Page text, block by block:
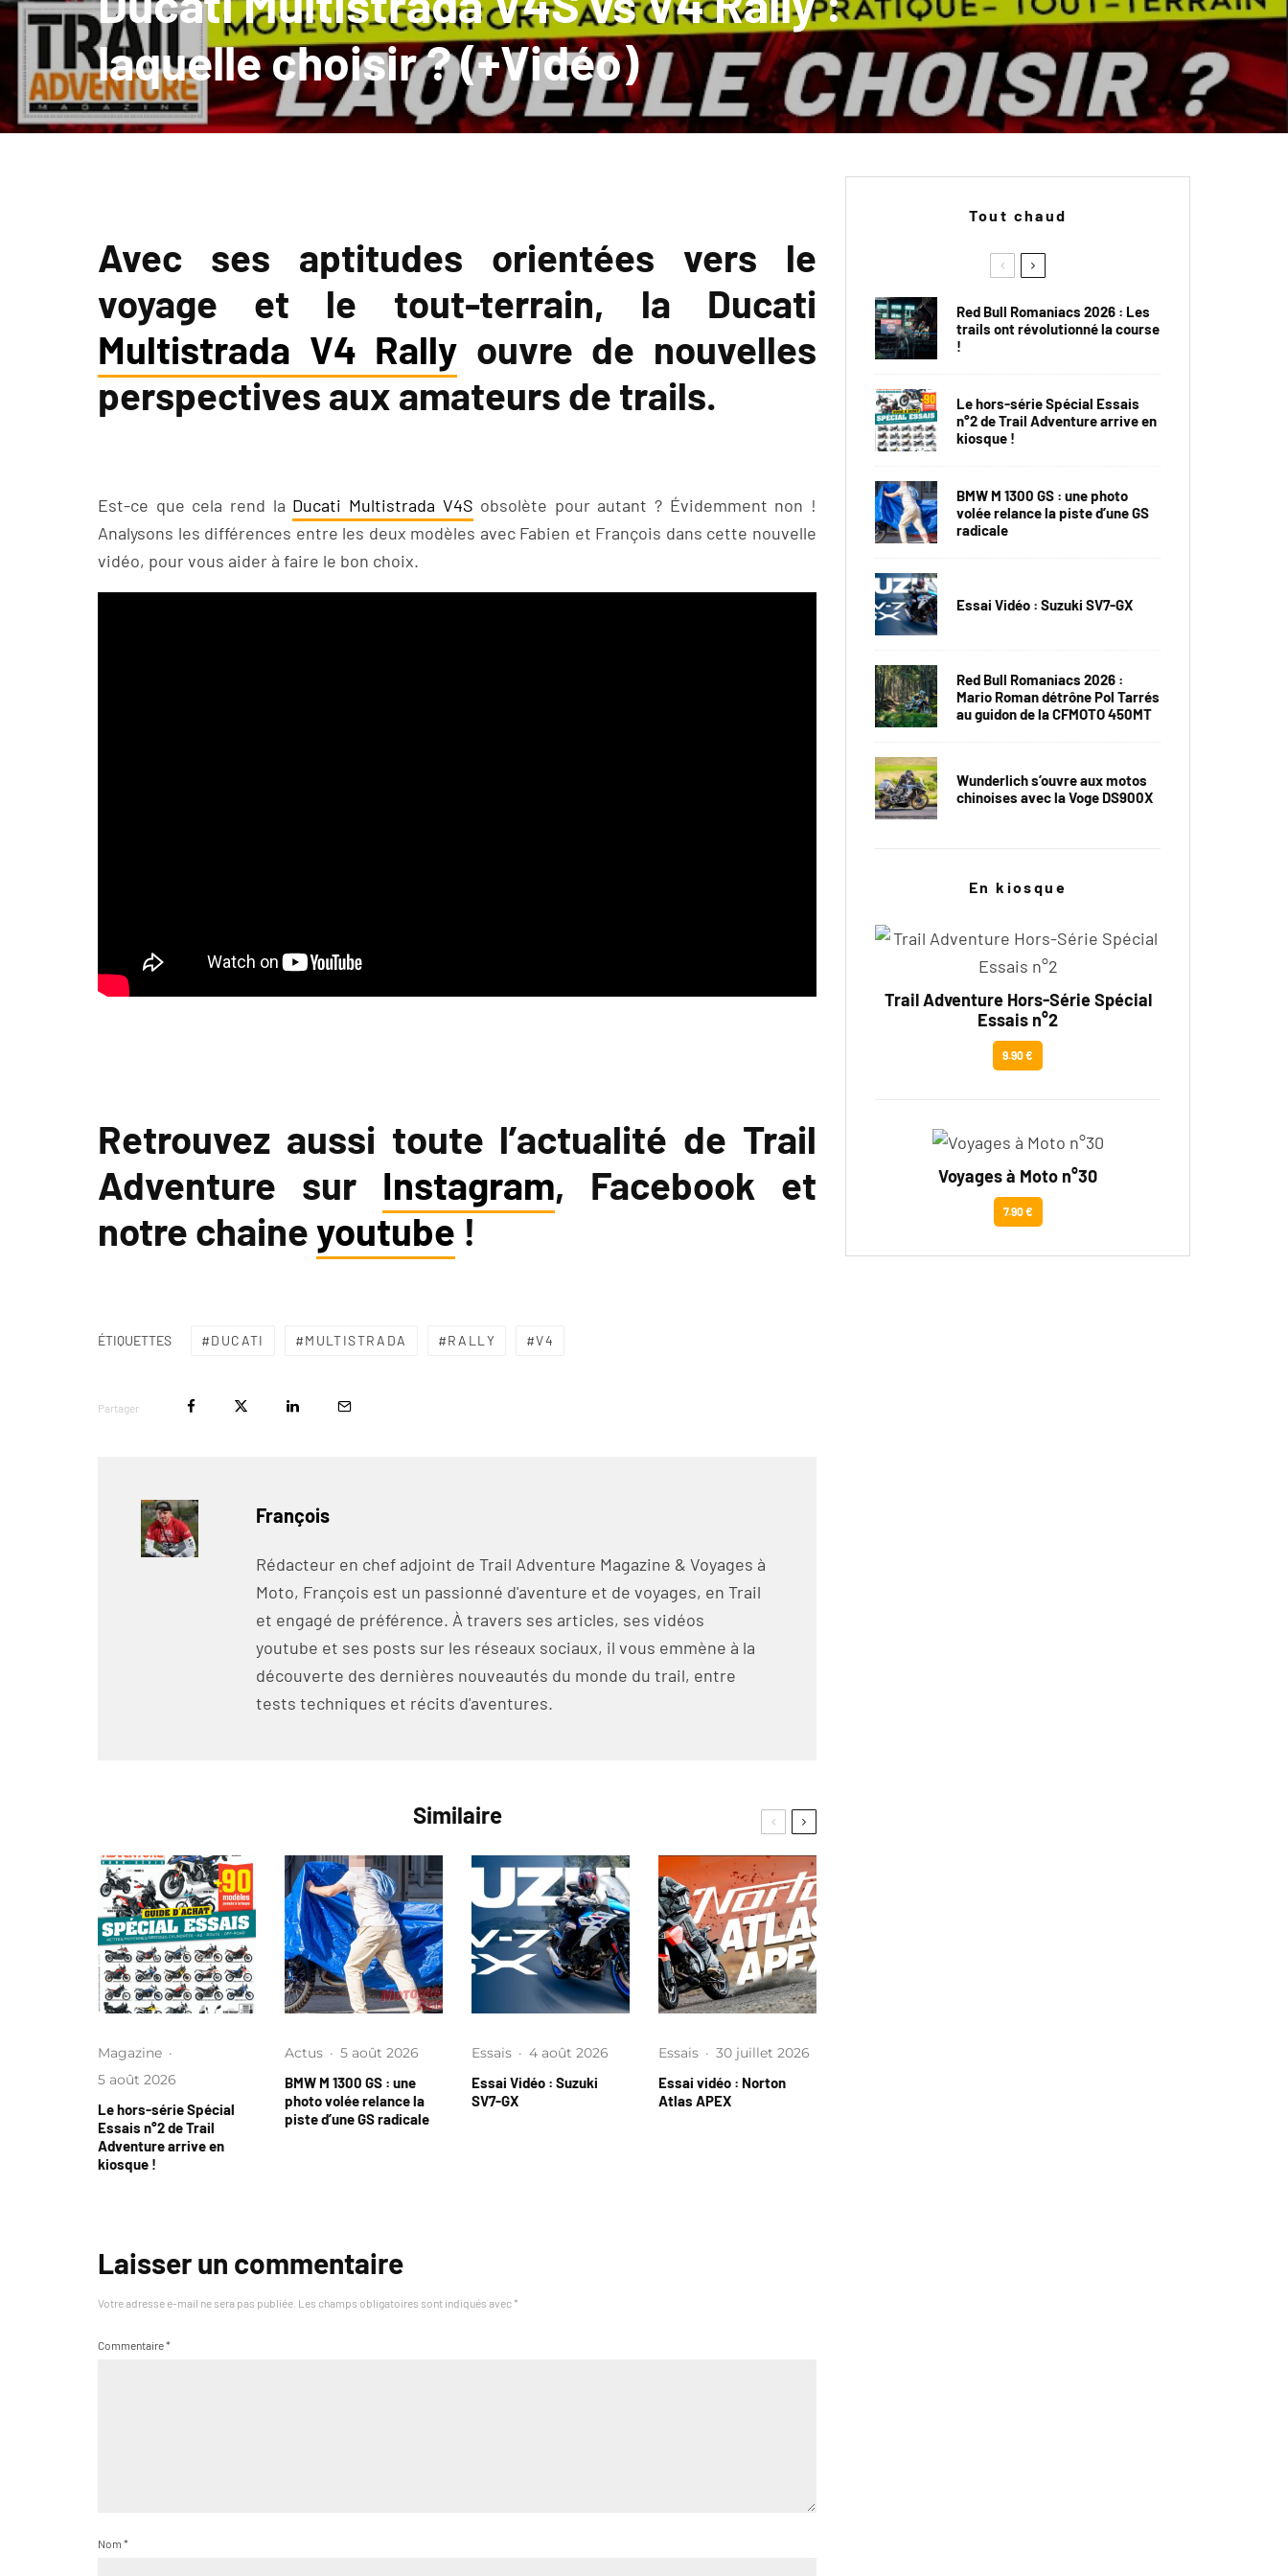
laquelle choisir ? (+Vidéo)
Avec ses aptitudes orientées vers le
voyage et le tout-terrain, la Ducati
Multistrada V4 Rally ouvre de nouvelles
perspectives aux amateurs de trails.
Est-ce que cela rend la Ducati Multistrada V4S obsolète pour autant ? Évidemment non !
Analysons les différences entre les deux modèles avec Fabien et François dans cette nouvelle
vidéo, pour vous aider à faire le bon choix.
Retrouvez aussi toute l’actualité de Trail
Adventure sur Instagram, Facebook et
notre chaineyoutube !
ÉTIQUETTES DUCATI MULTISTRADA RALLY V4
Partager
François
Rédacteur en chef adjoint de Trail Adventure Magazine & Voyages à
Moto, François est un passionné d'aventure et de voyages, en Trail
et engagé de préférence. À travers ses articles, ses vidéos
youtube et ses posts sur les réseaux sociaux, il vous emmène à la
découverte des dernières nouveautés du monde du trail, entre
tests techniques et récits d'aventures.
Similaire
Magazine ·
5 août 2026
Le hors-série Spécial
Essais n°2 de Trail
Adventure arrive en
kiosque !
Actus · 5 août 2026
BMW M 1300 GS : une
photo volée relance la
piste d’une GS radicale
Essais · 4 août 2026
Essai Vidéo : Suzuki
SV7-GX
Essais · 30 juillet 2026
Essai vidéo : Norton
Atlas APEX
Laisser un commentaire
Votre adresse e-mail ne sera pas publiée. Les champs obligatoires sont indiqués avec *
Commentaire*
Nom *
Tout chaud
Red Bull Romaniacs 2026 : Les
trails ont révolutionné la course
!
Le hors-série Spécial Essais
n°2 de Trail Adventure arrive en
kiosque !
BMW M 1300 GS : une photo
volée relance la piste d’une GS
radicale
Essai Vidéo : Suzuki SV7-GX
Red Bull Romaniacs 2026 :
Mario Roman détrône Pol Tarrés
au guidon de la CFMOTO 450MT
Wunderlich s’ouvre aux motos
chinoises avec la Voge DS900X
En kiosque
Trail Adventure Hors-Série Spécial
Essais n°2
9.90 €
Voyages à Moto n°30
7.90 €